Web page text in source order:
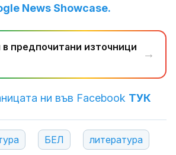
News Showcase.
предпочитани източници
→
ни във Facebook ТУК
БЕЛ литература